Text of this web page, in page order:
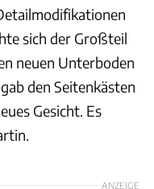
sich der Großteil
neuen Unterboden
den Seitenkästen
Gesicht. Es
ANZEIGE